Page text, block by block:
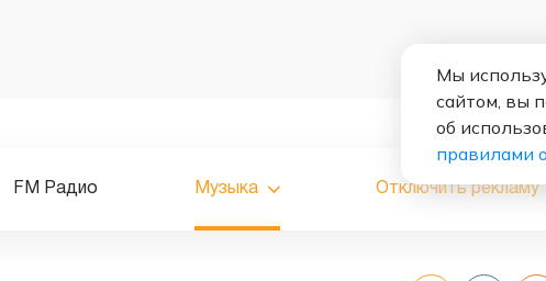
FM Радио Музыка Отключить рекламу
Мы
сайтом, вы
об
правилами